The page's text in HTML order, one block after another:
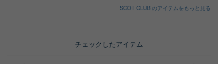
SCOT CLUB のアイテムをもっと見る
チェックしたアイテム